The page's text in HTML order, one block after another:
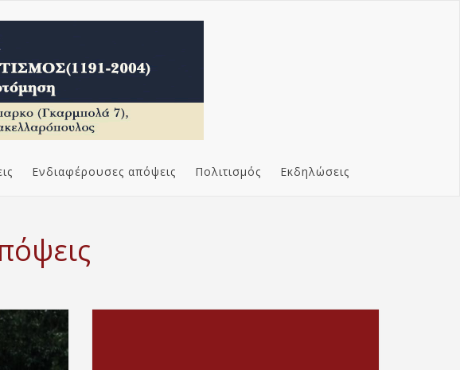
Ενδιαφέρουσες απόψεις Πολιτισμός Εκδηλώσεις